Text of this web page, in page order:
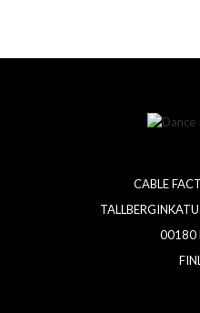
CABLE
00180